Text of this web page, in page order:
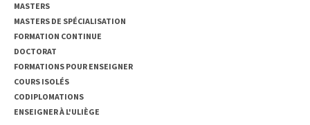
MASTERS
MASTERS DE SPÉCIALISATION
FORMATION CONTINUE
DOCTORAT
FORMATIONS POUR ENSEIGNER
COURS ISOLÉS
CODIPLOMATIONS
ENSEIGNER À L'ULIÈGE